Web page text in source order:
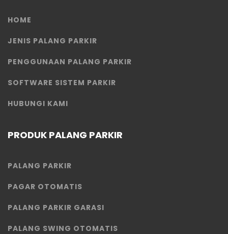
HOME
JENIS PALANG PARKIR
PENGGUNAAN PALANG PARKIR
SOFTWARE SISTEM PARKIR
HUBUNGI KAMI
PRODUK PALANG PARKIR
PALANG PARKIR
PAGAR OTOMATIS
PALANG PARKIR GARASI
PALANG SWING OTOMATIS